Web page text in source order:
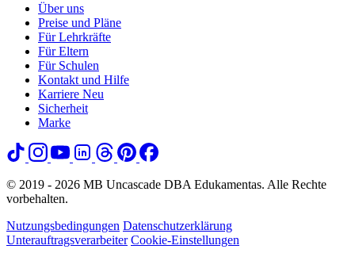
Über uns
Preise und Pläne
Für Lehrkräfte
Für Eltern
Für Schulen
Kontakt und Hilfe
Karriere Neu
Sicherheit
Marke
© 2019 - 2026 MB Uncascade DBA Edukamentas. Alle Rechte
vorbehalten.
Nutzungsbedingungen Datenschutzerklärung
Unterauftragsverarbeiter Cookie-Einstellungen